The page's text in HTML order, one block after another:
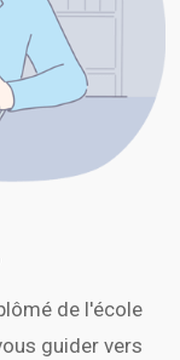
de l'école
guider vers